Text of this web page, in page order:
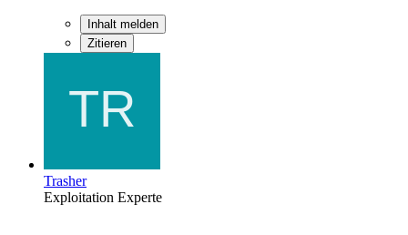
Inhalt melden
Zitieren
Trasher
Exploitation Experte